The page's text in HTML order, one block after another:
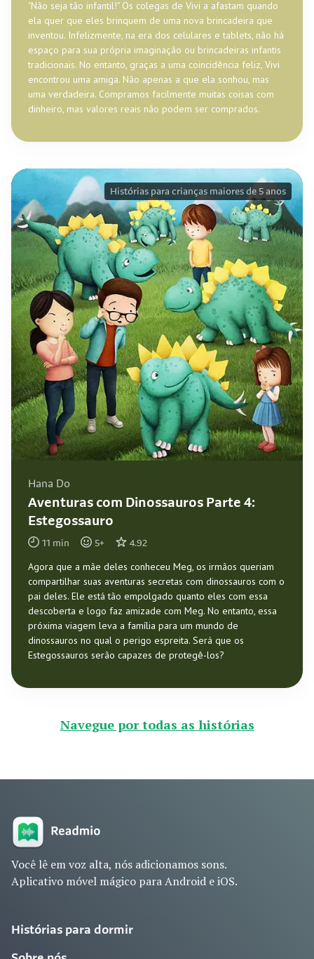
"Não seja tão infantil!" Os colegas de Vivi a afastam quando
ela quer que eles brinquem de uma nova brincadeira que
inventou. Infelizmente, na era dos celulares e tablets, não há
espaço para sua própria imaginação ou brincadeiras infantis
tradicionais. No entanto, graças a uma coincidência feliz, Vivi
encontrou uma amiga. Não apenas a que ela sonhou, mas
uma verdadeira. Compramos facilmente muitas coisas com
dinheiro, mas valores reais não podem ser comprados.
Hana Do
Aventuras com Dinossauros Parte 4:
Estegossauro
11 min 5+ 4.92
Agora que a mãe deles conheceu Meg, os irmãos queriam
compartilhar suas aventuras secretas com dinossauros com o
pai deles. Ele está tão empolgado quanto eles com essa
descoberta e logo faz amizade com Meg. No entanto, essa
próxima viagem leva a família para um mundo de
dinossauros no qual o perigo espreita. Será que os
Estegossauros serão capazes de protegê-los?
Histórias para crianças maiores de 5 anos
Navegue por todas as histórias
Você lê em voz alta, nós adicionamos sons.
Aplicativo móvel mágico para Android e iOS.
Histórias para dormir